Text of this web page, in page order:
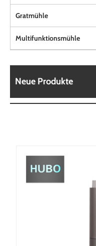
Gratmühle
Multifunktionsmühle
Neue Produkte